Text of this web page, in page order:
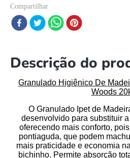
Compartilhar
Descrição do
Granulado Higiênico De
Woods
O Granulado Ipet de
desenvolvido para substituir
oferecendo mais conforto,
pontiaguda, que podem
mais praticidade e economia
bichinho. Permite absorção